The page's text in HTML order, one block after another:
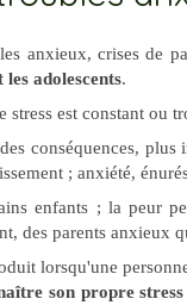
anxieux, crises de
les adolescents.
stress est constant ou
conséquences, plus
; anxiété,
enfants ; la peur
des parents anxieux
lorsqu'une
son propre stress